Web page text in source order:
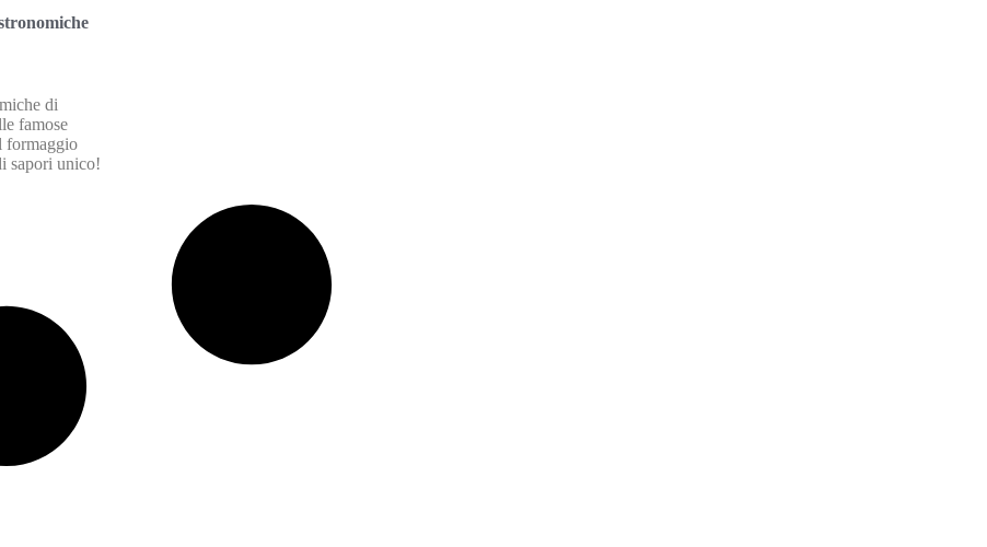
di
famose
formaggio
sapori unico!